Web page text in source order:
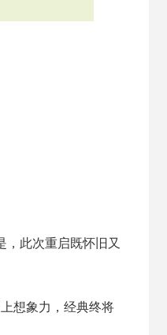
，此次重启既怀旧又
想象力，经典终将